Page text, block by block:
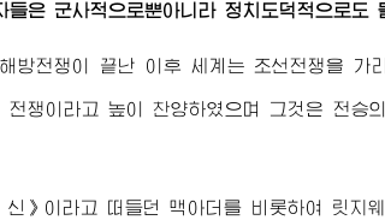
들은 군사적으로뿐아니라 정치도덕적으로도
방전쟁이 끝난 이후 세계는 조선전쟁을 가
전쟁이라고 높이 찬양하였으며 그것은 전승
신》이라고 떠들던 맥아더를 비롯하여 릿지